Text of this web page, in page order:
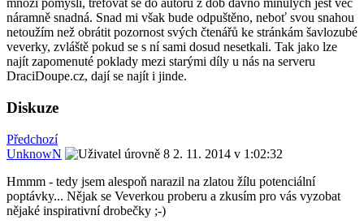
mnozí pomyslí, trefovat se do autorů z dob dávno minulých jest věc
náramně snadná. Snad mi však bude odpuštěno, neboť svou snahou
netoužím než obrátit pozornost svých čtenářů ke stránkám šavlozubé
veverky, zvláště pokud se s ní sami dosud nesetkali. Tak jako lze
najít zapomenuté poklady mezi starými díly u nás na serveru
DraciDoupe.cz, dají se najít i jinde.
Diskuze
Předchozí
UnknowN
2. 11. 2014 v 1:02:32
Hmmm - tedy jsem alespoň narazil na zlatou žílu potenciální
poptávky... Nějak se Veverkou proberu a zkusím pro vás vyzobat
nějaké inspirativní drobečky ;-)